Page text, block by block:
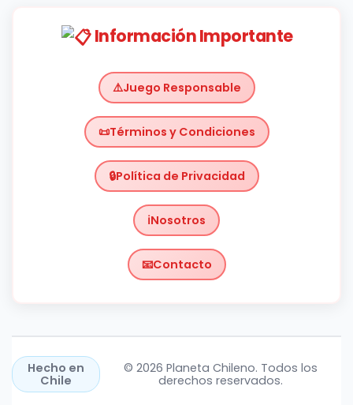
Información Importante
Juego Responsable
Términos y Condiciones
Política de Privacidad
Nosotros
Contacto
Hecho en
Chile
© 2026 Planeta Chileno. Todos los
derechos reservados.